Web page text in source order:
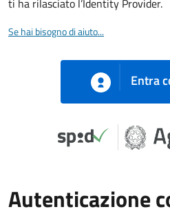
ti ha rilasciato l’Identity Provider.
Se hai bisogno di aiuto...
Entra
Autenticazione